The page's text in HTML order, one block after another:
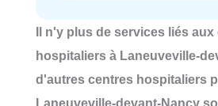
Il n'y plus de services liés aux
hospitaliers à Laneuveville-
d'autres centres hospitaliers
Laneuveville-devant-Nancy